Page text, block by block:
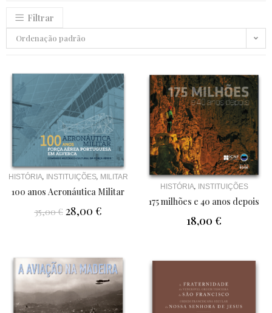
Filtrar
Ordenação padrão
HISTÓRIA, INSTITUIÇÕES, MILITAR
100 anos Aeronáutica Militar
35,00€ 28,00 €
HISTÓRIA, INSTITUIÇÕES
175 milhões e 40 anos depois
18,00 €